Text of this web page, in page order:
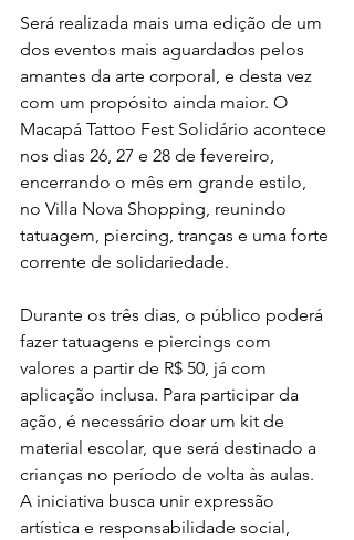
Será realizada mais uma edição de um
dos eventos mais aguardados pelos
amantes da arte corporal, e desta vez
com um propósito ainda maior. O
Macapá Tattoo Fest Solidário acontece
nos dias 26, 27 e 28 de fevereiro,
encerrando o mês em grande estilo,
no Villa Nova Shopping, reunindo
tatuagem, piercing, tranças e uma forte
corrente de solidariedade.
Durante os três dias, o público poderá
fazer tatuagens e piercings com
valores a partir de R$ 50, já com
aplicação inclusa. Para participar da
ação, é necessário doar um kit de
material escolar, que será destinado a
crianças no período de volta às aulas.
A iniciativa busca unir expressão
artística e responsabilidade social,